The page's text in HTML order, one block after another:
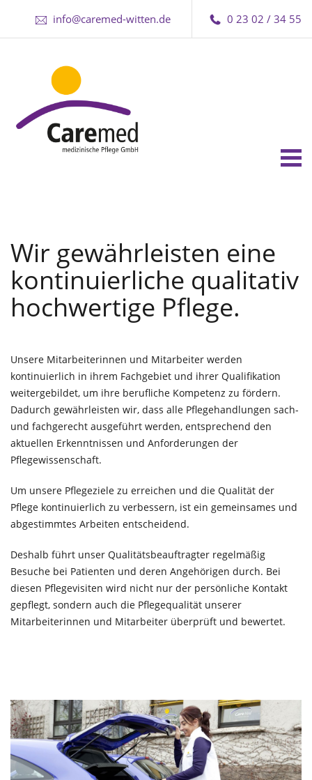
0 23 02 / 34 55
info@caremed-witten.de
Wir gewährleisten eine
kontinuierliche qualitativ
hochwertige Pflege.
Unsere Mitarbeiterinnen und Mitarbeiter werden
kontinuierlich in ihrem Fachgebiet und ihrer Qualifikation
weitergebildet, um ihre berufliche Kompetenz zu fördern.
Dadurch gewährleisten wir, dass alle Pflegehandlungen sach-
und fachgerecht ausgeführt werden, entsprechend den
aktuellen Erkenntnissen und Anforderungen der
Pflegewissenschaft.
Um unsere Pflegeziele zu erreichen und die Qualität der
Pflege kontinuierlich zu verbessern, ist ein gemeinsames und
abgestimmtes Arbeiten entscheidend.
Deshalb führt unser Qualitätsbeauftragter regelmäßig
Besuche bei Patienten und deren Angehörigen durch. Bei
diesen Pflegevisiten wird nicht nur der persönliche Kontakt
gepflegt, sondern auch die Pflegequalität unserer
Mitarbeiterinnen und Mitarbeiter überprüft und bewertet.